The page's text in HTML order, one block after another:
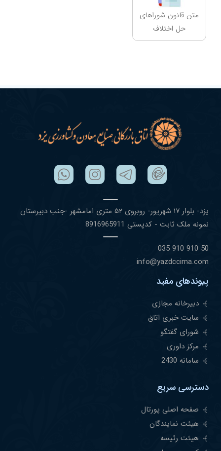
متن قانون شوراهای
حل اختلاف
یزد- بلوار ١٧ شهریور- روبروی ۵٢ متری امامشهر -جنب دبیرستان
نمونه ملک ثابت - کدپستی 8916965911
50 910 910 035
info@yazdccima.com
پیوندهای مفید
دبیرخانه مجازی
سایت خبری اتاق
شورای گفتگو
مرکز داوری
سامانه 2430
دسترسی سریع
صفحه اصلی پورتال
هیئت نمایندگان
هیئت رئیسه